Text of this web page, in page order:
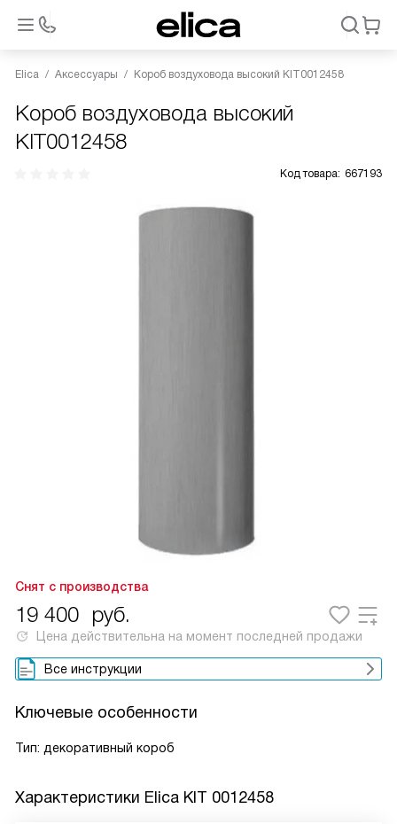
Elica Аксессуары Короб воздуховода высокий KIT0012458
Короб воздуховода высокий
KIT0012458
Код товара: 667193
Снят с производства
19 400 руб.
Цена действительна на момент последней продажи
Все инструкции
Ключевые особенности
Тип: декоративный короб
Характеристики Elica KIT 0012458